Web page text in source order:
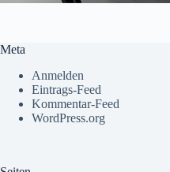
Meta
Anmelden
Eintrags-Feed
Kommentar-Feed
WordPress.org